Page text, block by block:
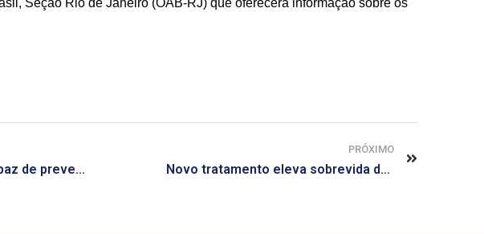
Seção Rio de Janeiro (OAB-RJ) que oferecerá informação sobre os
‘Exame de sangue é capaz de prever Alzheimer em pessoas saudáveis’
PRÓXIMO
Novo tratamento eleva sobrevida de paciente com câncer de colo do útero